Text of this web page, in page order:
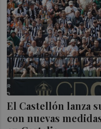
El Castellón lanza
con nuevas